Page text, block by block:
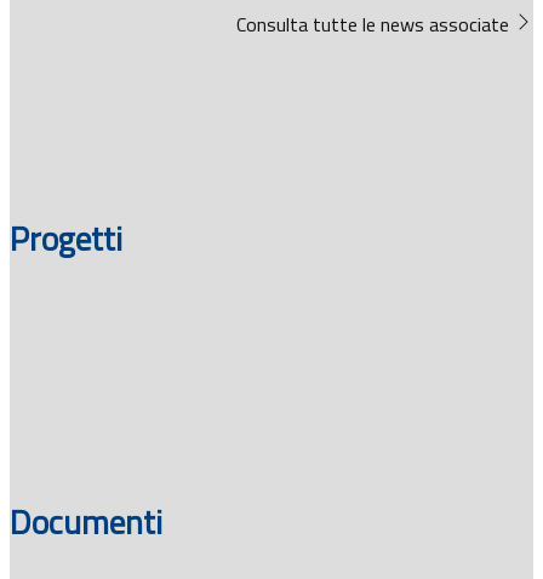
Consulta tutte le news associate
Progetti
Documenti